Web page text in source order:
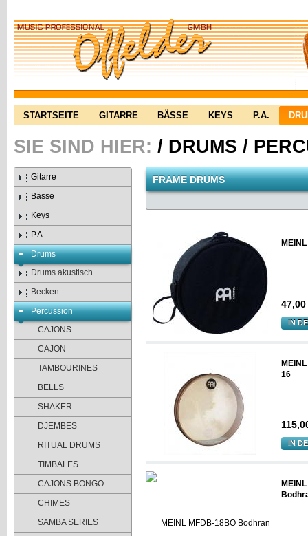
STARTSEITE GITARRE BÄSSE KEYS P.A.
SIE SIND HIER: / DRUMS /
Gitarre
Bässe
Keys
P.A.
Drums
Drums akustisch
Becken
Percussion
CAJONS
CAJON
TAMBOURINES
BELLS
SHAKER
DJEMBES
RITUAL DRUMS
TIMBALES
CAJONS BONGO
CHIMES
SAMBA SERIES
FRAME DRUMS
IN
16
IN